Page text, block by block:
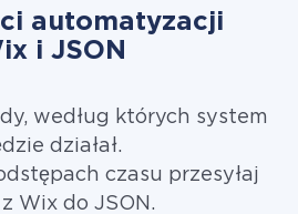
automatyzacji
i JSON
według których system
działał.
czasu przesyłaj
Wix do JSON.